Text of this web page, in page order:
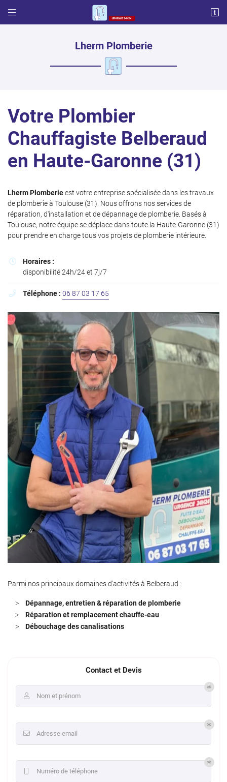
 
Adresse email de réception
Rafraîchir le captcha
En cochant cette case, vous consentez à recevoir nos propositions commerciales à
l'adresse email indiqué ci-dessus. Vous pouvez vous désinscrire à tout moment en
utilisantle formulaire de désinscription.
Lherm Plomberie
Votre Plombier
Chauffagiste Belberaud
en Haute-Garonne (31)
Lherm Plomberieest votre entreprise spécialisée dans les travaux
de plomberie à Toulouse (31). Nous offrons nos services de
réparation, d'installation et de dépannage de plomberie. Basés à
Toulouse, notre équipe se déplace dans toute la Haute-Garonne (31)
pour prendre en charge tous vos projets de plomberie intérieure.

Horaires :
disponibilité 24h/24 et 7j/7
 Téléphone : 06 87 03 17 65
Parmi nos principaux domaines d'activités à Belberaud :
Dépannage, entretien & réparation de plomberie
Réparation et remplacement chauffe-eau
Débouchage des canalisations
Contact et Devis
 Nom et prénom
 Adresse email
Numéro de téléphone